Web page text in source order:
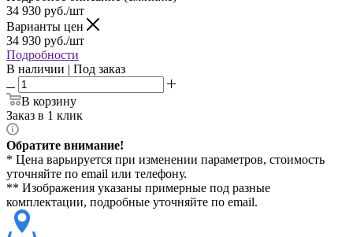
34 930 руб./шт
Варианты цен
34 930 руб./шт
Подробности
В наличии | Под заказ
В корзину
Заказ в 1 клик
Обратите внимание!
* Цена варьируется при изменении параметров, стоимость
уточняйте по email или телефону.
** Изображения указаны примерные под разные
комплектации, подробные уточняйте по email.